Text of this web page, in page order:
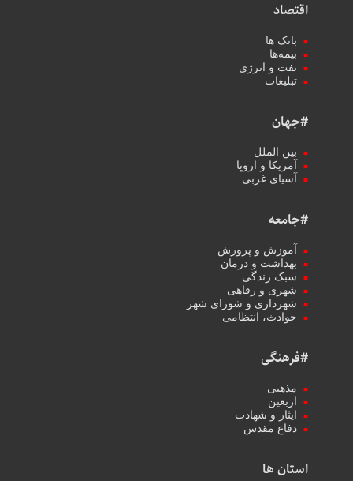
اقتصاد
بانک ها
بیمه‌ها
نفت و انرژی
تبلیغات
#جهان
بین الملل
آمریکا و اروپا
آسیای غربی
#جامعه
آموزش و پرورش
بهداشت و درمان
سبک زندگی
شهری و رفاهی
شهرداری و شورای شهر
حوادث، انتظامی
#فرهنگی
مذهبی
اربعین
ایثار و شهادت
دفاع مقدس
استان ها